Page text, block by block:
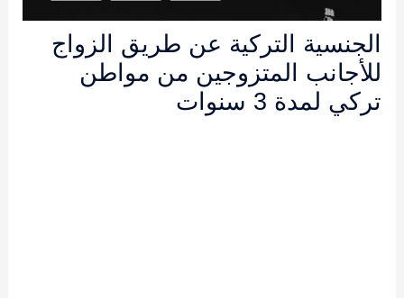
الجنسية التركية عن طريق الزواج
للأجانب المتزوجين من مواطن
تركي لمدة 3 سنوات